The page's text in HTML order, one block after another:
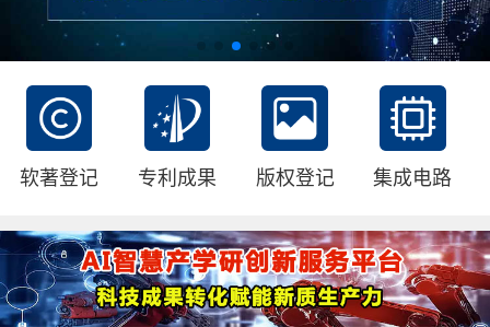
软著登记 专利成果 版权登记 集成电路